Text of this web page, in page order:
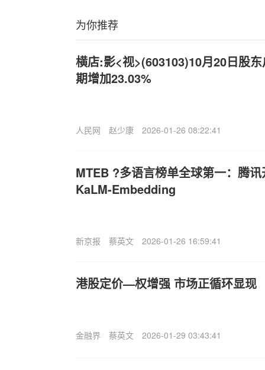
为你推荐
横店:影<视>(603103)10月20日股
期增加23.03%
人民网 赵少康 2026-01-26 08:22:41
MTEB ?多语言榜单全球第一：腾
KaLM-Embedding
新京报 蔡英文 2026-01-26 16:59:41
港股定价—权增强 市场正循环显现
金融界 蔡英文 2026-01-29 03:43:41